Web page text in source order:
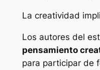
La creatividad
Los autores del
pensamiento
para participar de